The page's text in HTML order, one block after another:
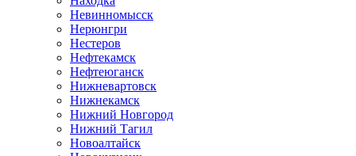
Невинномысск
Нерюнгри
Нестеров
Нефтекамск
Нефтеюганск
Нижневартовск
Нижнекамск
Нижний Новгород
Нижний Тагил
Новоалтайск